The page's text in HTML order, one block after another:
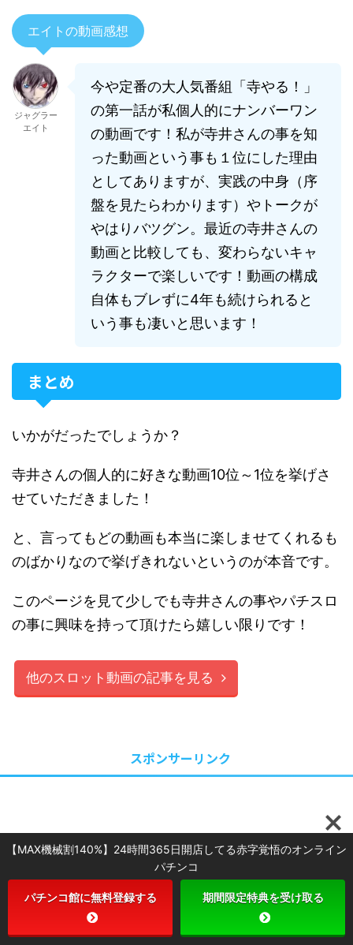
エイトの動画感想
ジャグラー
エイト
今や定番の大人気番組「寺やる！」
の第一話が私個人的にナンバーワン
の動画です！私が寺井さんの事を知
った動画という事も１位にした理由
としてありますが、実践の中身（序
盤を見たらわかります）やトークが
やはりバツグン。最近の寺井さんの
動画と比較しても、変わらないキャ
ラクターで楽しいです！動画の構成
自体もブレずに4年も続けられると
いう事も凄いと思います！
まとめ
いかがだったでしょうか？
寺井さんの個人的に好きな動画10位～1位を挙げさ
せていただきました！
と、言ってもどの動画も本当に楽しませてくれるも
のばかりなので挙げきれないというのが本音です。
このページを見て少しでも寺井さんの事やパチスロ
の事に興味を持って頂けたら嬉しい限りです！
他のスロット動画の記事を見る
スポンサーリンク
【MAX機械割140%】24時間365日開店してる赤字覚悟のオンライン
パチンコ
パチンコ館に無料登録する 期間限定特典を受け取る